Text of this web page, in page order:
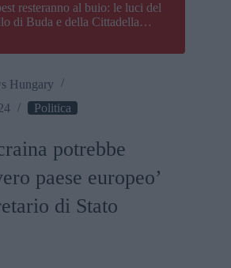
resteranno al buio: le luci del
di Buda e della Cittadella
Hungary
Politica
potrebbe
paese europeo’
di Stato